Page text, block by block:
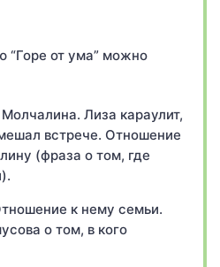
“Горе от ума” можно
Лиза караулит,
встрече. Отношение
(фраза о том, где
к нему семьи.
о том, в кого